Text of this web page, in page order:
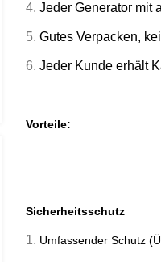
4. Jeder Generator mit
5. Gutes Verpacken,
6. Jeder Kunde erhält
Vorteile:
Sicherheitsschutz
1. Umfassender Schutz